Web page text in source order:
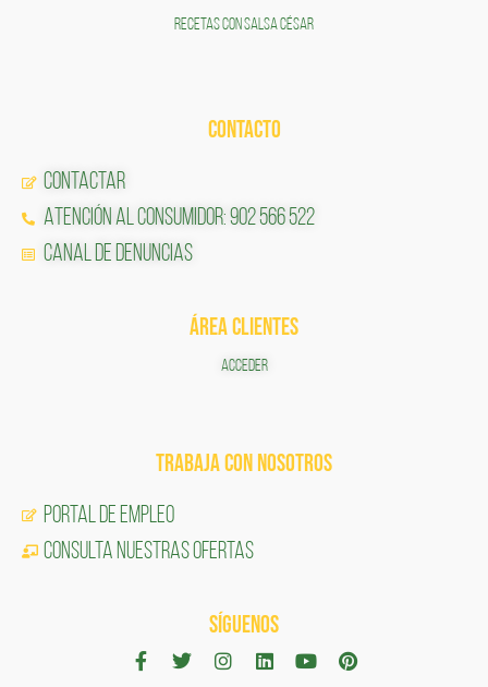
RECETAS CON SALSA CÉSAR
CONTACTO
Contactar
Atención al Consumidor: 902 566 522
Canal de Denuncias
ÁREA CLIENTES
ACCEDER
TRABAJA CON NOSOTROS
Portal de Empleo
CONSULTA NUESTRAS OFERTAS
SÍGUENOS